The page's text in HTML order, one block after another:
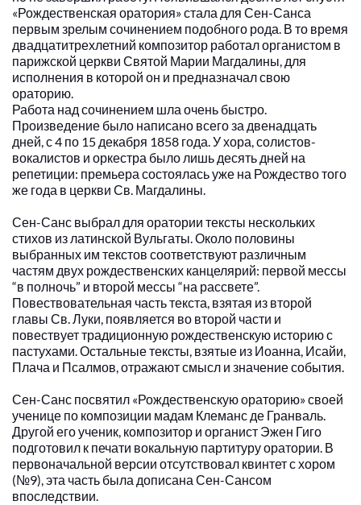
«Рождественская оратория» стала для Сен-Санса
первым зрелым сочинением подобного рода. В то время
двадцатитрехлетний композитор работал органистом в
парижской церкви Святой Марии Магдалины, для
исполнения в которой он и предназначал свою
ораторию.
Работа над сочинением шла очень быстро.
Произведение было написано всего за двенадцать
дней, с 4 по 15 декабря 1858 года. У хора, солистов-
вокалистов и оркестра было лишь десять дней на
репетиции: премьера состоялась уже на Рождество того
же года в церкви Св. Магдалины.
Сен-Санс выбрал для оратории тексты нескольких
стихов из латинской Вульгаты. Около половины
выбранных им текстов соответствуют различным
частям двух рождественских канцелярий: первой мессы
“в полночь” и второй мессы “на рассвете”.
Повествовательная часть текста, взятая из второй
главы Св. Луки, появляется во второй части и
повествует традиционную рождественскую историю с
пастухами. Остальные тексты, взятые из Иоанна, Исайи,
Плача и Псалмов, отражают смысл и значение события.
Сен-Санс посвятил «Рождественскую ораторию» своей
ученице по композиции мадам Клеманс де Гранваль.
Другой его ученик, композитор и органист Эжен Гиго
подготовил к печати вокальную партитуру оратории. В
первоначальной версии отсутствовал квинтет с хором
(№9), эта часть была дописана Сен-Сансом
впоследствии.